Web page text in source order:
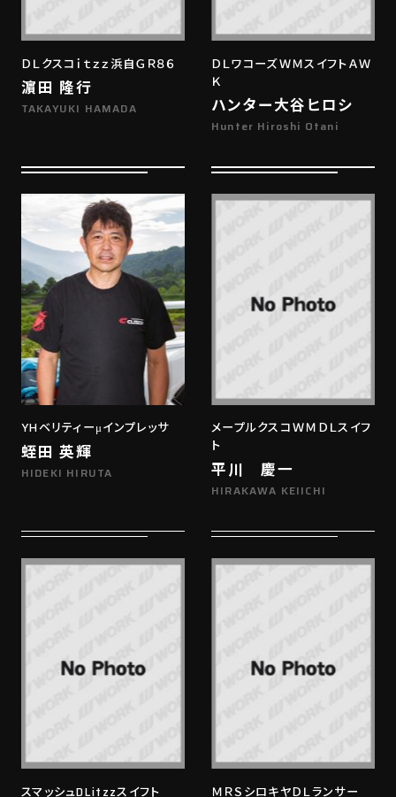
ＤＬクスコｉｔｚｚ浜自ＧＲ８６
濵田 隆行
TAKAYUKI HAMADA
ＤＬワコーズＷＭスイフトＡＷ
Ｋ
ハンター大谷ヒロシ
Hunter Hiroshi Otani
YHベリティーμインプレッサ
蛭田 英輝
HIDEKI HIRUTA
メープルクスコＷＭＤＬスイフ
ト
平川 慶一
HIRAKAWA KEIICHI
スマッシュDLitzzスイフト ＭＲＳシロキヤＤＬランサー